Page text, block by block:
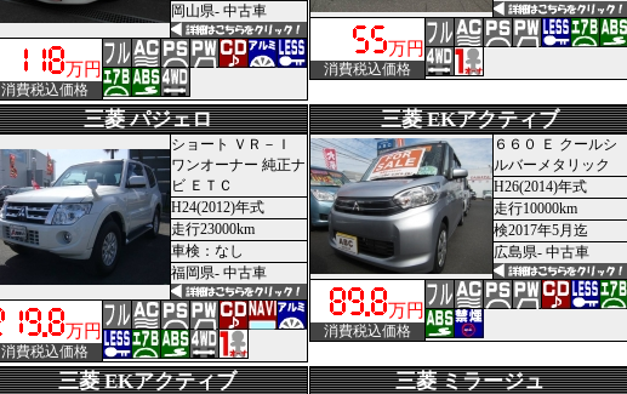
岡山県- 中古車
万円
消費税込価格
万円
消費税込価格
三菱 パジェロ
ショート ＶＲ－Ｉ
ワンオーナー 純正ナ
ビ ＥＴＣ
H24(2012)年式
走行23000km
車検：なし
福岡県- 中古車
万円
消費税込価格
三菱 EKアクティブ
６６０ Ｅ クールシ
ルバーメタリック
H26(2014)年式
走行10000km
検2017年5月迄
広島県- 中古車
万円
消費税込価格
三菱 EKアクティブ 三菱 ミラージュ